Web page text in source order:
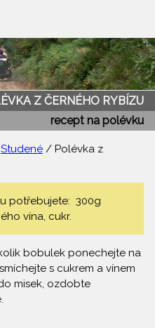
Z ČERNÉHO RYBÍZU
recept na polévku
Studené / Polévka z
potřebujete: 300g
vína, cukr.
bobulek ponechejte na
s cukrem a vínem
misek, ozdobte